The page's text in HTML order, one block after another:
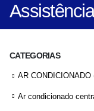
CATEGORIAS
AR CONDICIONADO
Ar condicionado